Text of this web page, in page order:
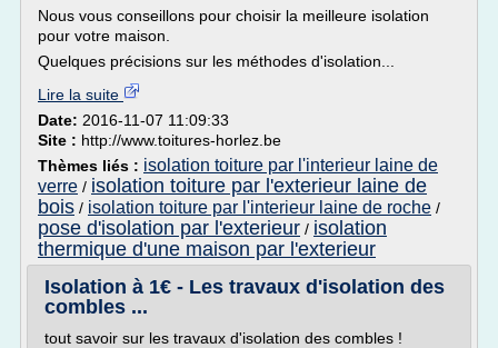
Nous vous conseillons pour choisir la meilleure isolation
pour votre maison.
Quelques précisions sur les méthodes d'isolation...
Lire la suite
Date: 2016-11-07 11:09:33
Site : http://www.toitures-horlez.be
Thèmes liés : isolation toiture par l'interieur laine de
verre / isolation toiture par l'exterieur laine de
bois / isolation toiture par l'interieur laine de roche /
pose d'isolation par l'exterieur / isolation
thermique d'une maison par l'exterieur
Isolation à 1€ - Les travaux d'isolation des
combles ...
tout savoir sur les travaux d'isolation des combles !